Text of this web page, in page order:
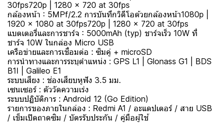
30fps720p | 1280 x 720 at 30fps
กล้องหน้า : 5MPf/2.2 การบันทึกวิดีโอด้วยกล้องหน้า1080p |
1920 x 1080 at 30fps720p | 1280 x 720 at 30fps
แบตเตอรี่และการชาร์จ : 5000mAh (typ) ชาร์จเร็ว 10W ที่
ชาร์จ 10W ในกล่อง Micro USB
เครือข่ายและการเชื่อมต่อ : ซิมคู่ + microSD
การนำทางและการระบุตำแหน่ง : GPS L1 | Glonass G1 | BDS
B1I | Galileo E1
ระบบเสียง : ช่องเสียบหูฟัง 3.5 มม.
เซนเซอร์ : ตัววัดความเร่ง
ระบบปฏิบัติการ : Android 12 (Go Edition)
รายการของภายในกล่อง : Redmi A1 / อะแดปเตอร์ / สาย USB
/ เข็มเปิดถาดซิม / บัตรรับประกัน / คู่มือผู้ใช้